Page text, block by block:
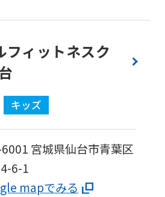
フィットネスク
キッズ
宮城県仙台市青葉区
6-1
mapでみる